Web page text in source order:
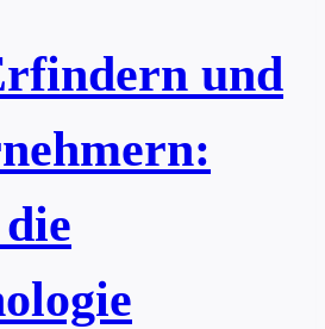
und